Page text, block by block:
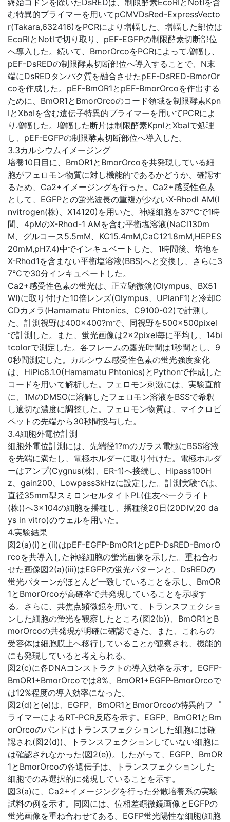
終始コドンを除いたDsREDは、制限酵素EcoRIとNotIを含
む特異的プライマーを用いてpCMVDsRed-ExpressVecto
r(Takara,632416)をPCRにより増幅した。増幅した部位は
EcoRIとNotlで切り取り、pEF-EGFPの制限酵素切断部位
へ導入した。続いて、BmorOrcoをPCRによって増幅し、
pEF-DsREDの制限酵素切断部位へ導入することで、N末
端にDsREDタンパク質を融合させたpEF-DsRED-BmorOr
coを作成した。pEF-BmOR1とpEF-BmorOrcoを作出する
ために、BmOR1とBmorOrcoのコード領域を制限酵素Kpn
IとXbaIを含む遺伝子特異的プライマーを用いてPCRによ
り増幅した。増幅した断片は制限酵素KpnIとXbaIで処理
し、pEF-EGFPの制限酵素切断部位へ導入した。
3.3カルシウムイメージング
培養10日目に、BmOR1とBmorOrcoを共発現している細
胞がフェロモン物質に対し機能的であるかどうか、確認す
るため、Ca2+イメージングを行った。Ca2+感受性色素
として、EGFPとの蛍光波長の重複が少ないX-Rhodl AM(I
nvitrogen(株)、X14120)を用いた。神経細胞を37℃で1時
間、4pMのX-Rhod-1 AMを含む平衡塩溶液(NaCl130m
M、グルコース5.5mM、KC15.4mM,CaC121.8mM,HEPES
20mM,pH7.4)中でインキュベートした。1時間後、培地を
X-Rhod1を含まない平衡塩溶液(BBS)へと交換し、さらに3
7℃で30分インキュベートした。
Ca2+感受性色素の蛍光は、正立顕微鏡(Olympus、BX51
WI)に取り付けた10倍レンズ(Olympus、UPlanF1)と冷却C
CDカメラ(Hamamatu Phtonics、C9100-02)で計測し
た。計測視野は400×400?mで、同視野を500×500pixel
で計測した。また、蛍光画像は2×2pixel毎に平均し、14bi
tcolorで測定した。各フレームの露光時間は1秒間とし、9
0秒間測定した。カルシウム感受性色素の蛍光強度変化
は、HiPic8.1.0(Hamamatu Phtonics)とPythonで作成した
コードを用いて解析した。フェロモン刺激には、実験直前
に、1MのDMSOに溶解したフェロモン溶液をBSSで希釈
し適切な濃度に調整した。フェロモン物質は、マイクロピ
ペットの先端から30秒間投与した。
3.4細胞外電位計測
細胞外電位計測には、先端径1?mのガラス電極にBSS溶液
を先端に満たし、電極ホルダーに取り付けた。電極ホルダ
ーはアンプ(Cygnus(株)、ER-1)へ接続し、Hipass100H
z、gain200、Lowpass3kHzに設定した。計測実験では、
直径35mm型スミロンセルタイトPL(住友べ一クライト
(株))へ3×104の細胞を播種し、播種後20日(20DIV;20 da
ys in vitro)のウェルを用いた。
4.実験結果
図2(a)(i)と(ii)はpEF-EGFP-BmOR1とpEP-DsRED-BmorO
rcoを共導入した神経細胞の蛍光画像を示した。重ね合わ
せた画像図2(a)(iii)はEGFPの蛍光パターンと、DsREDの
蛍光パターンがほとんど一致していることを示し、BmOR
1とBmorOrcoが高確率で共発現していることを示唆す
る。さらに、共焦点顕微鏡を用いて、トランスフェクショ
ンした細胞の蛍光を観察したところ(図2(b))、BmOR1とB
morOrcoの共発現が明確に確認できた。また、これらの
受容体は細胞膜上へ移行していることが観察され、機能的
にも発現していると考えられる。
図2(c)に各DNAコンストラクトの導入効率を示す。EGFP-
BmOR1+BmorOrcoでは8%、BmOR1+EGFP-BmorOrcoで
は12%程度の導入効率になった。
図2(d)と(e)は、EGFP、BmOR1とBmorOrcoの特異的フ゜
ライマーによるRT-PCR反応を示す。EGFP、BmOR1とBm
orOrcoのバンドはトランスフェクションした細胞には確
認され(図2(d))、トランスフェクションしていない細胞に
は確認されなかった(図2(e))。したがって、EGFP、BmOR
1とBmorOrcoの各遺伝子は、トランスフェクションした
細胞でのみ選択的に発現していることを示す。
図3(a)に、Ca2+イメージングを行った分散培養系の実験
試料の例を示す。同図には、位相差顕微鏡画像とEGFPの
蛍光画像を重ね合わせてある。EGFP蛍光陽性な細胞(細胞